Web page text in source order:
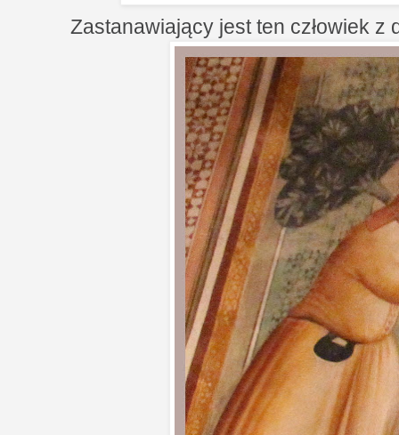
Zastanawiający jest ten człowiek z